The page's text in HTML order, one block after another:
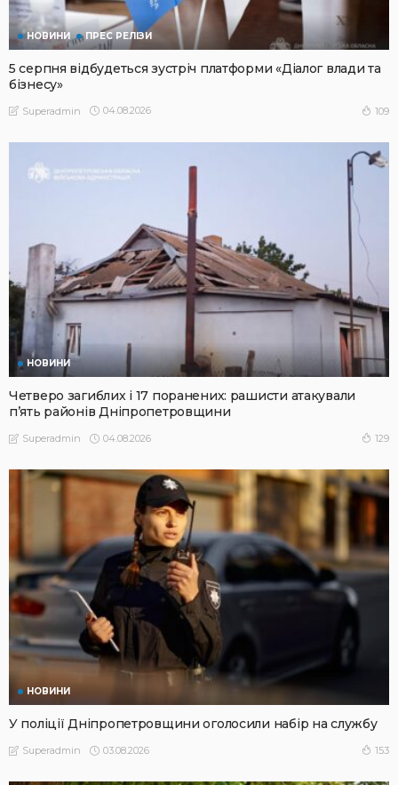
НОВИНИ ПРЕС РЕЛІЗИ
5 серпня відбудеться зустріч платформи «Діалог влади та
бізнесу»
Superadmin 04.08.2026 109
НОВИНИ
Четверо загиблих і 17 поранених: рашисти атакували
п’ять районів Дніпропетровщини
Superadmin 04.08.2026 129
НОВИНИ
У поліції Дніпропетровщини оголосили набір на службу
Superadmin 03.08.2026 153